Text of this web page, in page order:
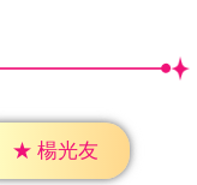
★ 楊光友